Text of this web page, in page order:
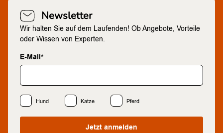
Newsletter
Wir halten Sie auf dem Laufenden! Ob Angebote, Vorteile
oder Wissen von Experten.
E-Mail*
Hund Katze Pferd
Jetzt anmelden